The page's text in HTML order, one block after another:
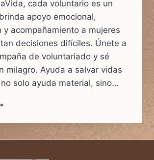
cada voluntario es un
apoyo emocional,
y acompañamiento a mujeres
decisiones difíciles. Únete a
de voluntariado y sé
milagro. Ayuda a salvar vidas
solo ayuda material, sino…